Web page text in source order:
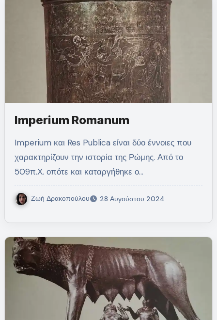
Imperium Romanum
Imperium και Res Publica είναι δύο έννοιες που
χαρακτηρίζουν την ιστορία της Ρώμης. Από το
509π.Χ. οπότε και καταργήθηκε ο…
Ζωή Δρακοπούλου 28 Αυγούστου 2024